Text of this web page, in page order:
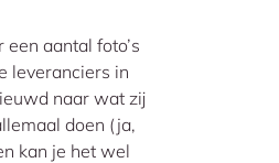
een aantal foto’s
leveranciers in
naar wat zij
doen (ja,
kan je het wel